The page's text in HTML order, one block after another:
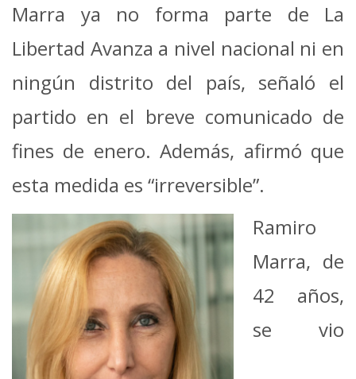
Marra ya no forma parte de La
Libertad Avanza a nivel nacional ni en
ningún distrito del país, señaló el
partido en el breve comunicado de
fines de enero. Además, afirmó que
esta medida es “irreversible”.
Ramiro
Marra, de
42 años,
se vio